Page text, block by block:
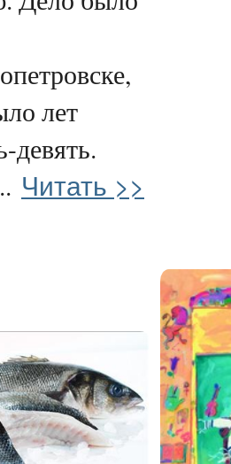
лет
девять.
Читать >>